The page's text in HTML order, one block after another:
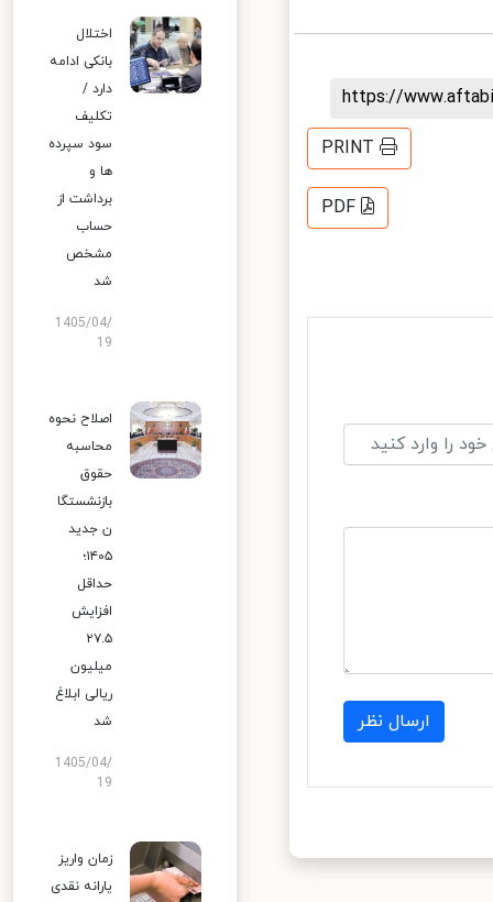
https://
PRINT
PDF
ارسال نظر
اختلال
بانکی ادامه
دارد /
تکلیف
سود سپرده
ها و
برداشت از
حساب
مشخص
شد
1405/04/
19
اصلاح نحوه
محاسبه
حقوق
بازنشستگا
ن جدید
۱۴۰۵؛
حداقل
افزایش
۲۷.۵
میلیون
ریالی ابلاغ
شد
1405/04/
19
زمان واریز
یارانه نقدی